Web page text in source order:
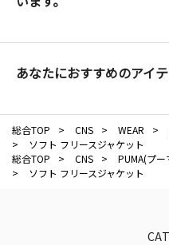
あなたにおすすめのアイ
総合TOP > CNS > WEAR >
>
ソフト フリースジャケット
総合TOP
> CNS > PUMA(プー
>
ソフト フリースジャケット